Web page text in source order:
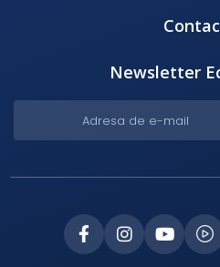
Newsletter